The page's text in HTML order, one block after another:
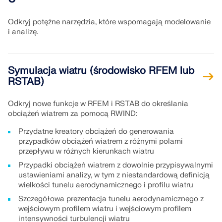
Oprogramowanie CFD do cyfrowych tuneli
aerodynamicznych
Więcej informacji
Dlubal API
Twoje drzwi do modelowania parametrycznego i
automatyzacji
TECHNICZNEJ
UZYSKAJ BEZPŁATNĄ LICENCJĘ
SKONTAKTUJ SIĘ Z WSPARCIEM TECHNICZNYM
karierę na nowe wyżyny.
Odkryj potężne narzędzia, które wspomagają modelowanie
i analizę.
Symulacja wiatru (środowisko RFEM lub
RSTAB)
Odkryj nowe funkcje w RFEM i RSTAB do określania
obciążeń wiatrem za pomocą RWIND:
Przydatne kreatory obciążeń do generowania
przypadków obciążeń wiatrem z różnymi polami
przepływu w różnych kierunkach wiatru
Przypadki obciążeń wiatrem z dowolnie przypisywalnymi
ustawieniami analizy, w tym z niestandardową definicją
wielkości tunelu aerodynamicznego i profilu wiatru
Szczegółowa prezentacja tunelu aerodynamicznego z
wejściowym profilem wiatru i wejściowym profilem
intensywności turbulencji wiatru